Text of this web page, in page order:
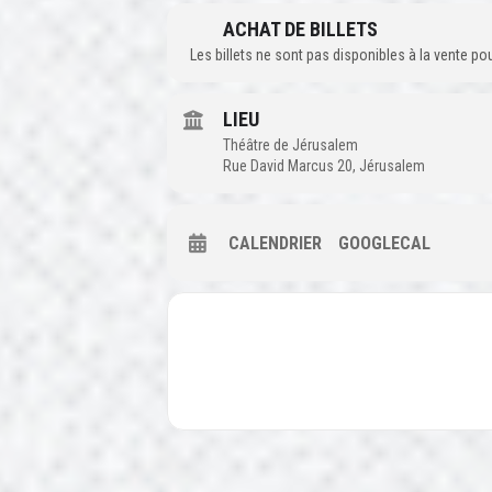
ACHAT DE BILLETS
Les billets ne sont pas disponibles à la vente
LIEU
Théâtre de Jérusalem
Rue David Marcus 20, Jérusalem
CALENDRIER GOOGLECAL